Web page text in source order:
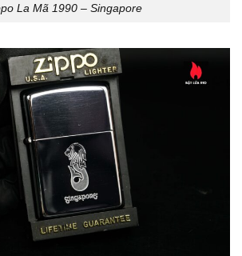
La Mã 1990 – Singapore